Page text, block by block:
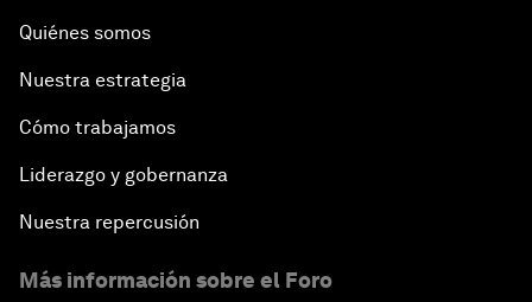
Quiénes somos
Nuestra estrategia
Cómo trabajamos
Liderazgo y gobernanza
Nuestra repercusión
Más información sobre el Foro